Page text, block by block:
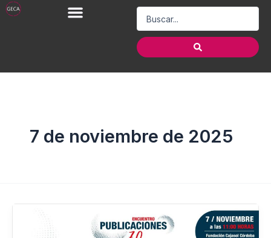
Ir
Search
7 de noviembre de 2025